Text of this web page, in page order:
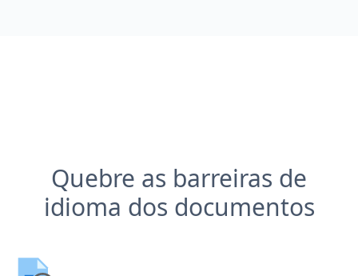
Quebre as barreiras de
idioma dos documentos